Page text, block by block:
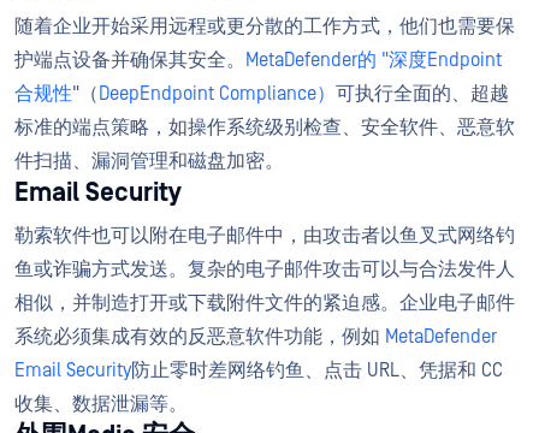
随着企业开始采用远程或更分散的工作方式，他们也需要保
护端点设备并确保其安全。
MetaDefender的 "深度Endpoint
合规性"（ DeepEndpoint Compliance） 可执行全面的、超越
标准的端点策略，如操作系统级别检查、安全软件、恶意软
件扫描、漏洞管理和磁盘加密。
Email Security
勒索软件也可以附在电子邮件中，由攻击者以鱼叉式网络钓
鱼或诈骗方式发送。复杂的电子邮件攻击可以与合法发件人
相似，并制造打开或下载附件文件的紧迫感。企业电子邮件
系统必须集成有效的反恶意软件功能，例如 MetaDefender
Email Security防止零时差网络钓鱼、点击 URL、凭据和 CC
收集、数据泄漏等。